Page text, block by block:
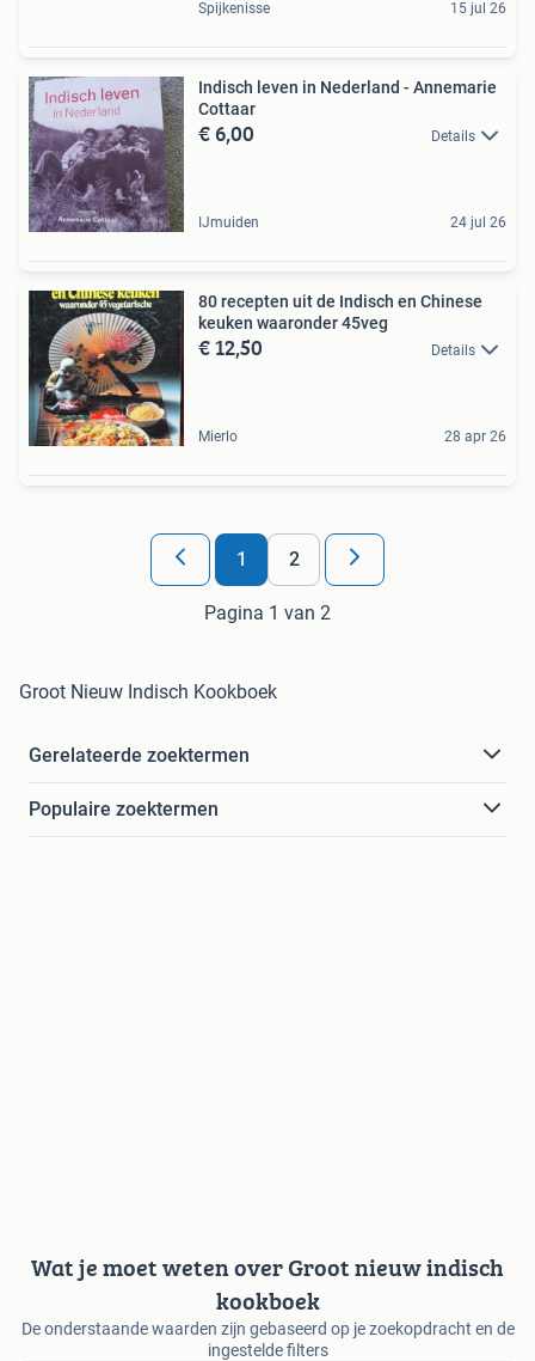
Spijkenisse 15 jul 26
Indisch leven in Nederland - Annemarie
Cottaar
€ 6,00 Details
IJmuiden 24 jul 26
80 recepten uit de Indisch en Chinese
keuken waaronder 45veg
€ 12,50 Details
Mierlo 28 apr 26
1 2
Pagina 1 van 2
Groot Nieuw Indisch Kookboek
Gerelateerde zoektermen
Populaire zoektermen
Wat je moet weten over Groot nieuw indisch
kookboek
De onderstaande waarden zijn gebaseerd op je zoekopdracht en de
ingestelde filters